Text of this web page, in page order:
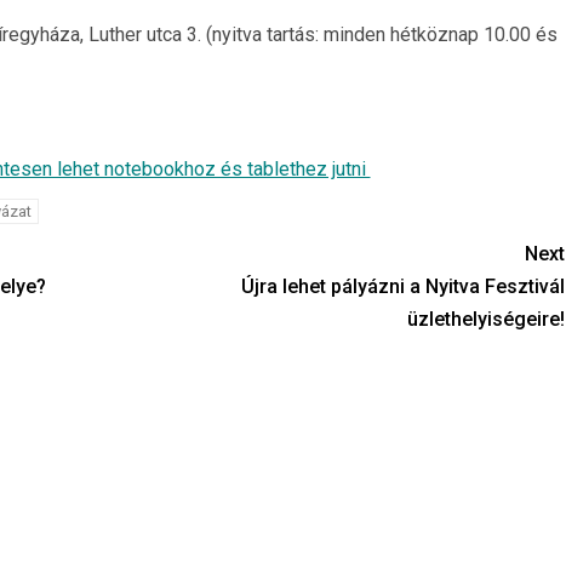
Luther utca 3. (nyitva tartás: minden hétköznap 10.00 és
lehet notebookhoz és tablethez jutni
Next
Újra lehet pályázni a Nyitva Fesztivál
üzlethelyiségeire!